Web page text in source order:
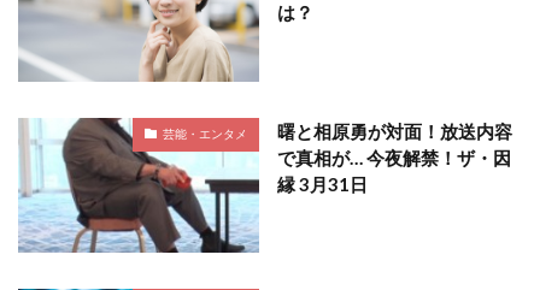
は？
芸能・エンタメ
曙と相原勇が対面！放送内容
で真相が… 今夜解禁！ザ・因
縁 3月31日